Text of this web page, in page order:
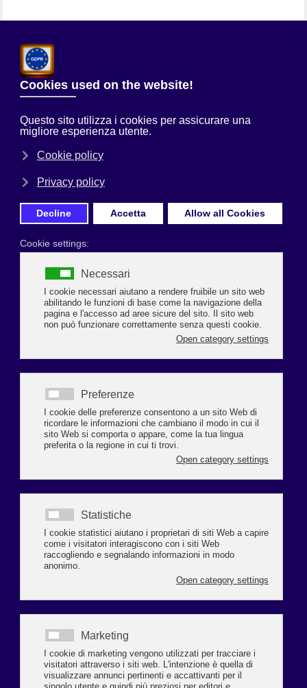
Chi Siamo
Sei qui:Home Servizi alle Imprese
Una precisa acquisizione delle informazioni relative alla presenza
dei dipendenti in azienda è un fondamentale elemento che
consente la corretta gestione del Libro Unico. Al fine di garantire
l'ufficio di gestione del personale,
Ravennamette a disposizione la soluzioneTempoOnWeb.
Mediante la soluzione TempoOnWeb non occorre installare alcun
software, ma è sufficiente collegarsi via internet con l'ufficio presso cui
registrare i dati delle presenze. Questa soluzione, oltre a definire un
canale interattivo e diretto tra l'azienda e l'ufficio, ha il vantaggio di
evitare tutte le problematiche logistiche ed operative dovute alle fasi di
installazione ed aggiornamento della procedura presso l'azienda e
all'allineamento degli archivi (anagrafici e fogli presenze).
Tutti i dipendenti in forza sono già inseriti con i loro orario
standard
Il foglio delle presenze è già precompilato con l'orario base
standard e con la visualizzazione dei giorni di riposo, delle
Attraverso la preventiva impostazione di un orario standard per
ogni dipendente, in libera gestione o precaricata da chi elabora il
Libro Unico, si procede mensilmente all'inserimento delle sole
variazioni a tale orario. L'inserimento delle variabili di
presenza/assenza avviene attraverso una facile e intuitiva
A conclusione della registrazione dei fogli presenza mensili una
semplice funzione di chiusura consente di segnalare a chi elabora
il Libro Unico, il termine delle operazioni.
I dati mensili aziendali possono a questo punto essere
agevolmente prelevati per il caricamento nelle procedure Paghe.
Dopo l'acquisizione in procedura paghe dei dati, i fogli presenza